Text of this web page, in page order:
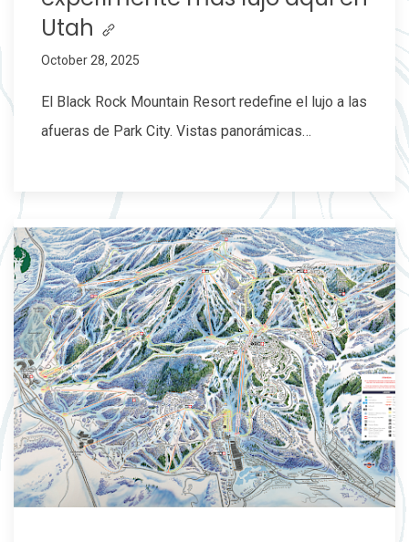
Utah
October 28, 2025
El Black Rock Mountain Resort redefine el lujo a las
afueras de Park City. Vistas panorámicas…